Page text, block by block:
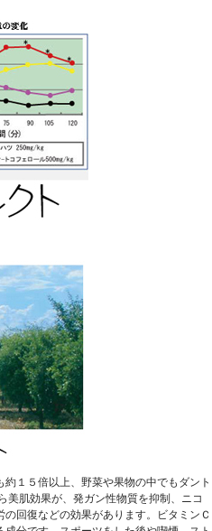
１５倍以上、野菜や果物の中でもダント
美肌効果が、発ガン性物質を抑制、ニコ
回復などの効果があります。ビタミンＣ